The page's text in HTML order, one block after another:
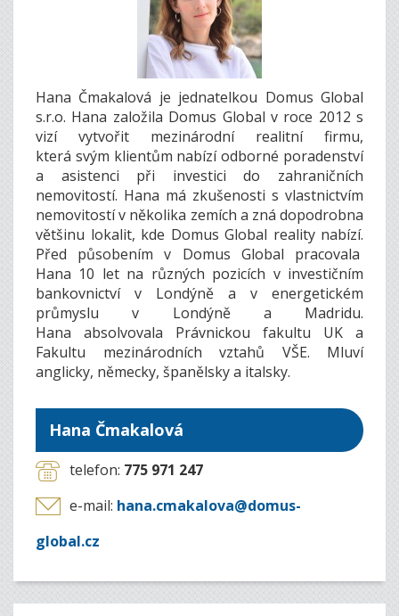
Hana Čmakalová je jednatelkou Domus Global
s.r.o. Hana založila Domus Global v roce 2012 s
vizí vytvořit mezinárodní realitní firmu,
která svým klientům nabízí odborné poradenství
a asistenci při investici do zahraničních
nemovitostí. Hana má zkušenosti s vlastnictvím
nemovitostí v několika zemích a zná dopodrobna
většinu lokalit, kde Domus Global reality nabízí.
Před působením v Domus Global pracovala
Hana 10 let na různých pozicích v investičním
bankovnictví v Londýně a v energetickém
průmyslu v Londýně a Madridu.
Hana absolvovala Právnickou fakultu UK a
Fakultu mezinárodních vztahů VŠE. Mluví
anglicky, německy, španělsky a italsky.
Hana Čmakalová
telefon: 775 971 247
e-mail: hana.cmakalova@domus-
global.cz